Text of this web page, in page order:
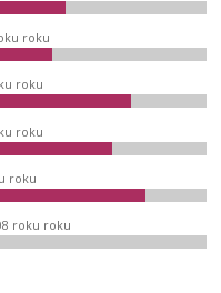
roku
roku
roku
roku
roku roku